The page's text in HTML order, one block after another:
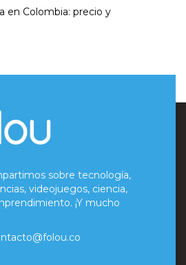
en Colombia: precio y
sobre tecnología,
videojuegos, ciencia,
¡Y mucho